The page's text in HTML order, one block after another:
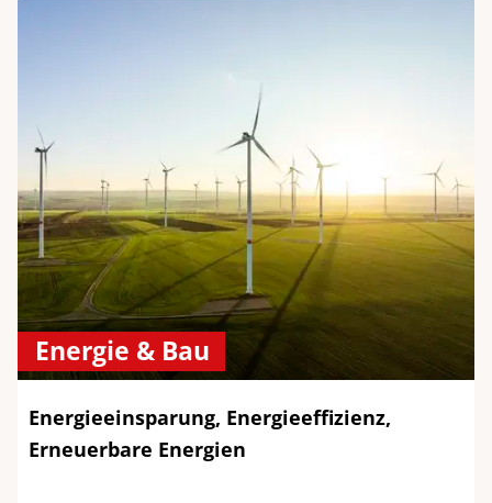
Energie & Bau
Energieeinsparung, Energieeffizienz,
Erneuerbare Energien